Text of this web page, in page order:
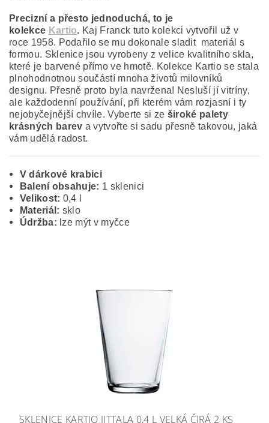
Precizní a přesto jednoduchá, to je
kolekce Kartio. Kaj Franck tuto kolekci vytvořil už v
roce 1958. Podařilo se mu dokonale sladit materiál s
formou. Sklenice jsou vyrobeny z velice kvalitního skla,
které je barvené přímo ve hmotě. Kolekce Kartio se stala
plnohodnotnou součástí mnoha životů milovníků
designu. Přesně proto byla navržena! Nesluší jí vitríny,
ale každodenní používání, při kterém vám rozjasní i ty
nejobyčejnější chvíle. Vyberte si ze široké palety
krásných barev a vytvořte si sadu přesně takovou, jaká
vám udělá radost.
V dárkové krabici
Balení obsahuje: 1 sklenici
Velikost: 0,4 l
Materiál: sklo
Údržba: lze mýt v myčce
SKLENICE KARTIO IITTALA 0,4 L VELKÁ ČIRÁ 2 KS